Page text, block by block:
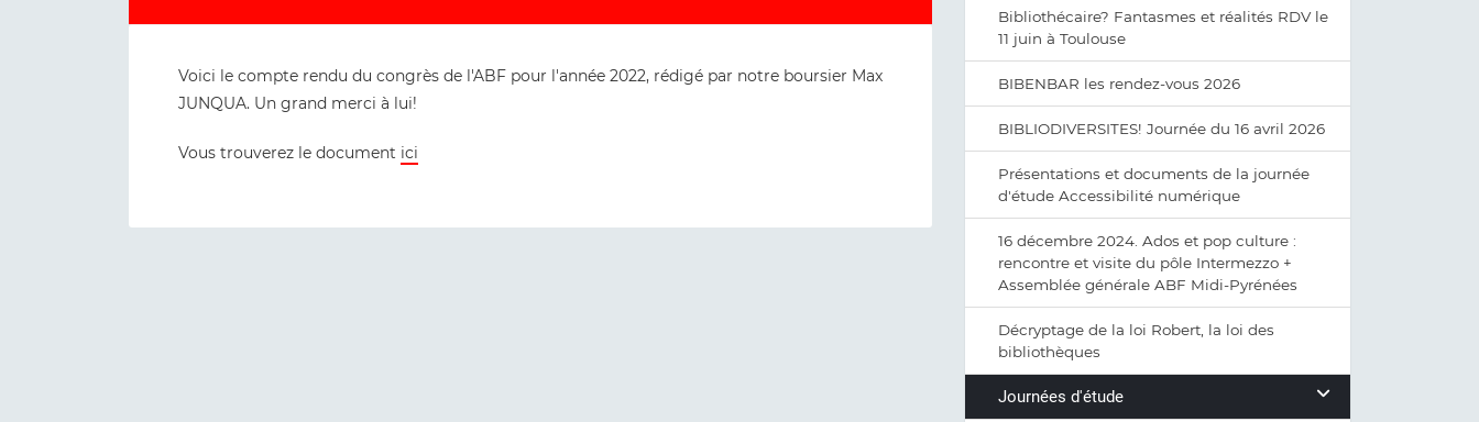
Voici le compte rendu du congrès de l'ABF pour l'année 2022, rédigé par notre boursier Max
JUNQUA. Un grand merci à lui!
Vous trouverez le document ici
Bibliothécaire? Fantasmes et réalités RDV le
11 juin à Toulouse
BIBENBAR les rendez-vous 2026
BIBLIODIVERSITES! Journée du 16 avril 2026
Présentations et documents de la journée
d'étude Accessibilité numérique
16 décembre 2024. Ados et pop culture :
rencontre et visite du pôle Intermezzo +
Assemblée générale ABF Midi-Pyrénées
Décryptage de la loi Robert, la loi des
bibliothèques
Journées d'étude